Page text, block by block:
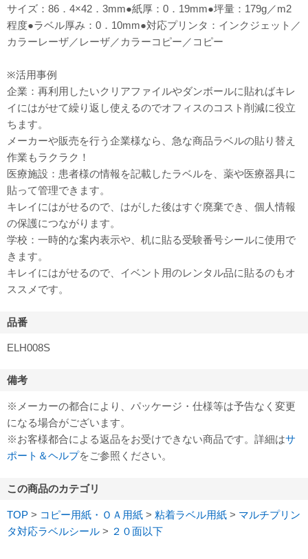
サイズ：86．4×42．3mm●紙厚：0．19mm●坪量：179g／m2
程度●ラベル厚み：0．10mm●対応プリンタ：インクジェット／
カラーレーザ／レーザ／カラーコピー／コピー
※活用事例
企業：再利用したいクリアファイルやダンボールに貼ればキレ
イにはがせて繰り返し使えるのでオフィスのコスト削減に役立
ちます。
メーカーや販売を行う企業様なら、急な商品ラベルの貼り替え
作業もラクラク！
医療施設：患者様の情報を記載したラベルを、薬や医療器具に
貼って管理できます。
キレイにはがせるので、はがした後はすぐ廃棄でき、個人情報
の保護につながります。
学校：一時的な案内表示や、机に貼る受験番号シールに使用で
きます。
キレイにはがせるので、イベント用のレンタル品に貼るのもオ
ススメです。
品番
ELH008S
備考
※メーカーの都合により、パッケージ・仕様等は予告なく変更
になる場合がございます。
※お客様都合による返品をお受けできない商品です。詳細はサ
ポート＆ヘルプをご参照ください。
この商品のカテゴリ
TOP > コピー用紙・ＯＡ用紙 > 粘着ラベル用紙 > マルチプリン
タ対応ラベルシール > ２０面以下